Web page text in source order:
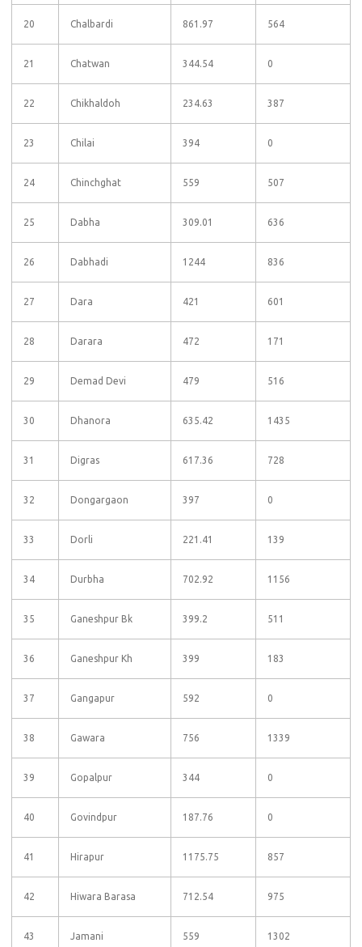
20 Chalbardi 861.97 564
21 Chatwan 344.54 0
22 Chikhaldoh 234.63 387
23 Chilai 394 0
24 Chinchghat 559 507
25 Dabha 309.01 636
26 Dabhadi 1244 836
27 Dara 421 601
28 Darara 472 171
29 Demad Devi 479 516
30 Dhanora 635.42 1435
31 Digras 617.36 728
32 Dongargaon 397 0
33 Dorli 221.41 139
34 Durbha 702.92 1156
35 Ganeshpur Bk 399.2 511
36 Ganeshpur Kh 399 183
37 Gangapur 592 0
38 Gawara 756 1339
39 Gopalpur 344 0
40 Govindpur 187.76 0
41 Hirapur 1175.75 857
42 Hiwara Barasa 712.54 975
43 Jamani 559 1302